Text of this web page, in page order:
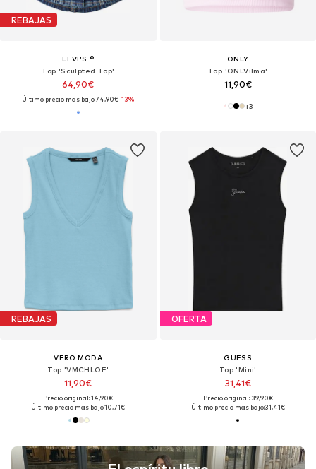
REBAJAS
LEVI'S ®
Top 'Sculpted Top'
64,90€
Último precio más bajo:74,90€-13%
ONLY
Top 'ONLVilma'
11,90€
+3
REBAJAS
VERO MODA
Top 'VMCHLOE'
11,90€
Precio original: 14,90€
Último precio más bajo:10,71€
OFERTA
GUESS
Top 'Mini'
31,41€
Precio original: 39,90€
Último precio más bajo:31,41€